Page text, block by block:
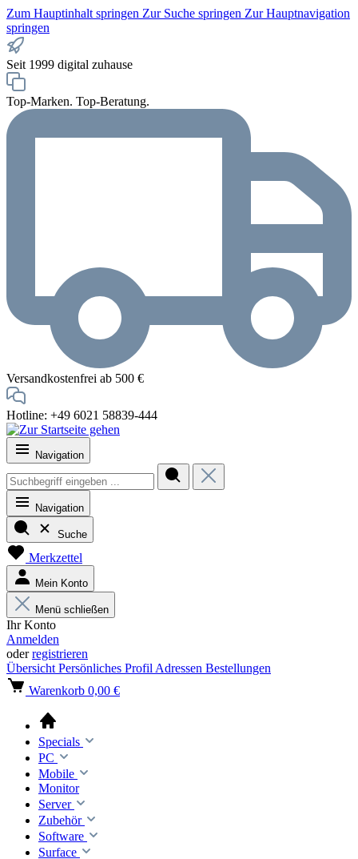
Zum Hauptinhalt springen Zur Suche springen Zur Hauptnavigation
springen
Seit 1999 digital zuhause
Top-Marken. Top-Beratung.
Versandkostenfrei ab 500 €
Hotline: +49 6021 58839-444
Navigation
Navigation
Suche
Merkzettel
Mein Konto
Menü schließen
Ihr Konto
Anmelden
oderregistrieren
Übersicht Persönliches Profil Adressen Bestellungen
Warenkorb 0,00 €
Specials
PC
Mobile
Monitor
Server
Zubehör
Software
Surface